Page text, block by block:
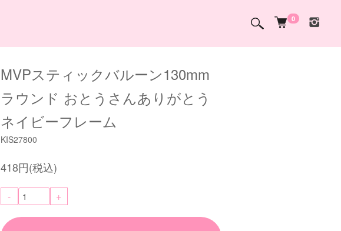
0
MVPスティックバルーン130mm
ラウンド おとうさんありがとう
ネイビーフレーム
KIS27800
418円(税込)
- +